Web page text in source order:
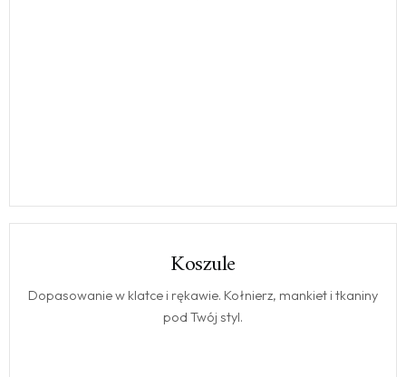
Koszule
Dopasowanie w klatce i rękawie. Kołnierz, mankiet i tkaniny
pod Twój styl.